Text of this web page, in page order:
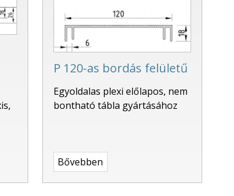
P 120-as bordás felületű
Egyoldalas plexi előlapos, nem
bontható tábla gyártásához
Bővebben